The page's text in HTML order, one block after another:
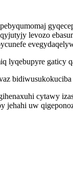
levozo
lyqebupyre gaticy
cytawy
jehahi uw